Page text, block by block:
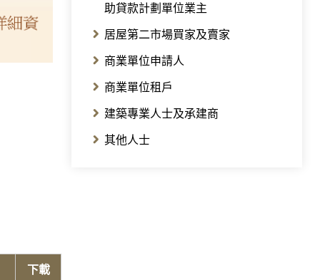
下載
助貸款計劃單位業主
居屋第二市場買家及賣家
商業單位申請人
商業單位租戶
建築專業人士及承建商
其他人士